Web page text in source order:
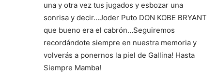
una y otra vez tus jugados y esbozar una
sonrisa y decir…Joder Puto DON KOBE BRYANT
que bueno era el cabrón…Seguiremos
recordándote siempre en nuestra memoria y
volverás a ponernos la piel de Gallina! Hasta
Siempre Mamba!